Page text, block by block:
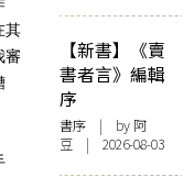
其
審
【新書】《賣
書者言》編輯
序
書序 | by 阿
豆 | 2026-08-03